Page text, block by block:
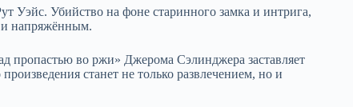
Уэйс. Убийство на фоне старинного замка и интрига,
и напряжённым.
во ржи» Джерома Сэлинджера заставляет
станет не только развлечением, но и